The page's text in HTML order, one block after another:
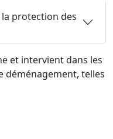
la protection des
et intervient dans les
déménagement, telles